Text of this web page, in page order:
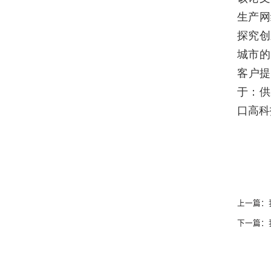
生产
探究
城市
客户
于：
口高
上一篇：
下一篇：